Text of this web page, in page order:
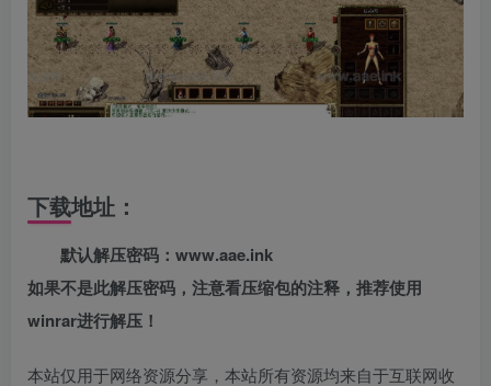
下载地址：
默认解压密码：www.aae.ink
如果不是此解压密码，注意看压缩包的注释，推荐使用
winrar进行解压！
本站仅用于网络资源分享，本站所有资源均来自于互联网收